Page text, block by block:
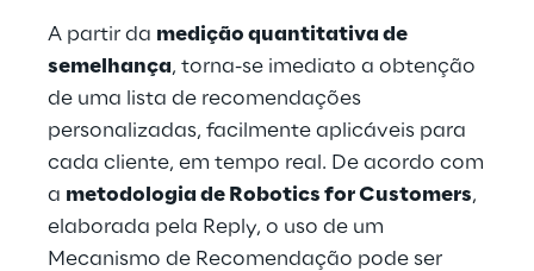
A partir da medição quantitativa de
semelhança, torna-se imediato a obtenção
de uma lista de recomendações
personalizadas, facilmente aplicáveis para
cada cliente, em tempo real. De acordo com
a metodologia de Robotics for Customers,
elaborada pela Reply, o uso de um
Mecanismo de Recomendação pode ser